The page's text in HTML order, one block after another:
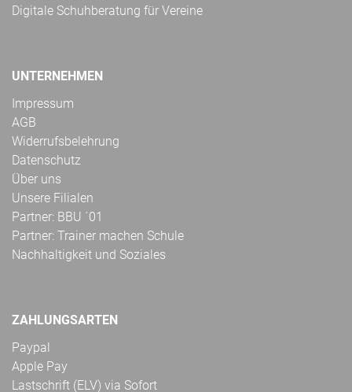
Digitale Schuhberatung für Vereine
UNTERNEHMEN
Impressum
AGB
Widerrufsbelehrung
Datenschutz
Über uns
Unsere Filialen
Partner: BBU ´01
Partner: Trainer machen Schule
Nachhaltigkeit und Soziales
ZAHLUNGSARTEN
Paypal
Apple Pay
Lastschrift (ELV) via Sofort